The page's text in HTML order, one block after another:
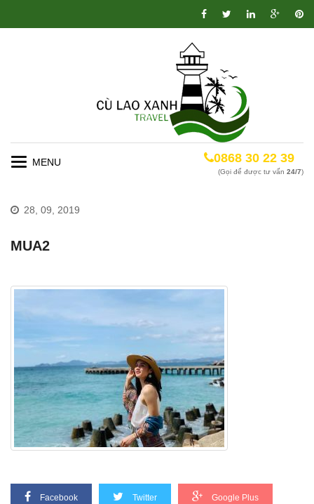
Toggle
0868 30 22 39
(Gọi để được tư vấn 24/7)
28, 09, 2019
MUA2
Facebook Twitter Google Plus